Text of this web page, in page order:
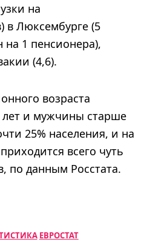
на
в Люксембурге (5
1 пенсионера),
(4,6).
возраста
и мужчины старше
25% населения, и на
всего чуть
по данным Росстата.
ЕВРОСТАТ